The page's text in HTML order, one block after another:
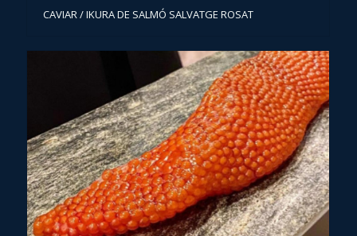
CAVIAR / IKURA DE SALMÓ SALVATGE ROSAT